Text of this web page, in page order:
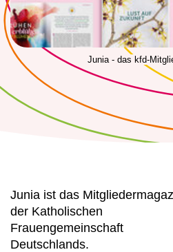
Junia - das kfd-
Junia ist das
der Katholischen
Frauengemeinschaft
Deutschlands.